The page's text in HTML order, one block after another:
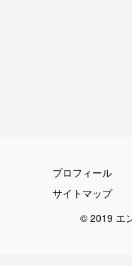
プロフィール
サイトマップ
© 2019 エ